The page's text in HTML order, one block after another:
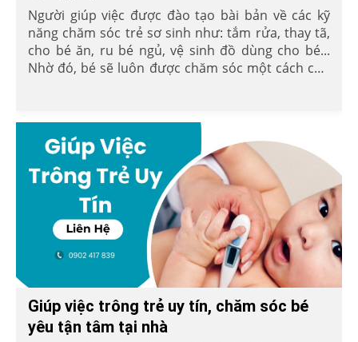
Người giúp việc được đào tạo bài bản về các kỹ
năng chăm sóc trẻ sơ sinh như: tắm rửa, thay tã,
cho bé ăn, ru bé ngủ, vệ sinh đồ dùng cho bé...
Nhờ đó, bé sẽ luôn được chăm sóc một cách chu
Giúp việc trông trẻ uy tín, chăm sóc bé
yêu tận tâm tại nhà